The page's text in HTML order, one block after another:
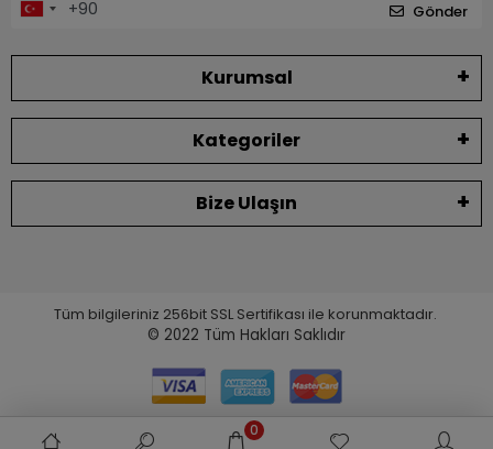
Gönder
Kurumsal
Kategoriler
Bize Ulaşın
Tüm bilgileriniz 256bit SSL Sertifikası ile korunmaktadır.
© 2022 Tüm Hakları Saklıdır
0